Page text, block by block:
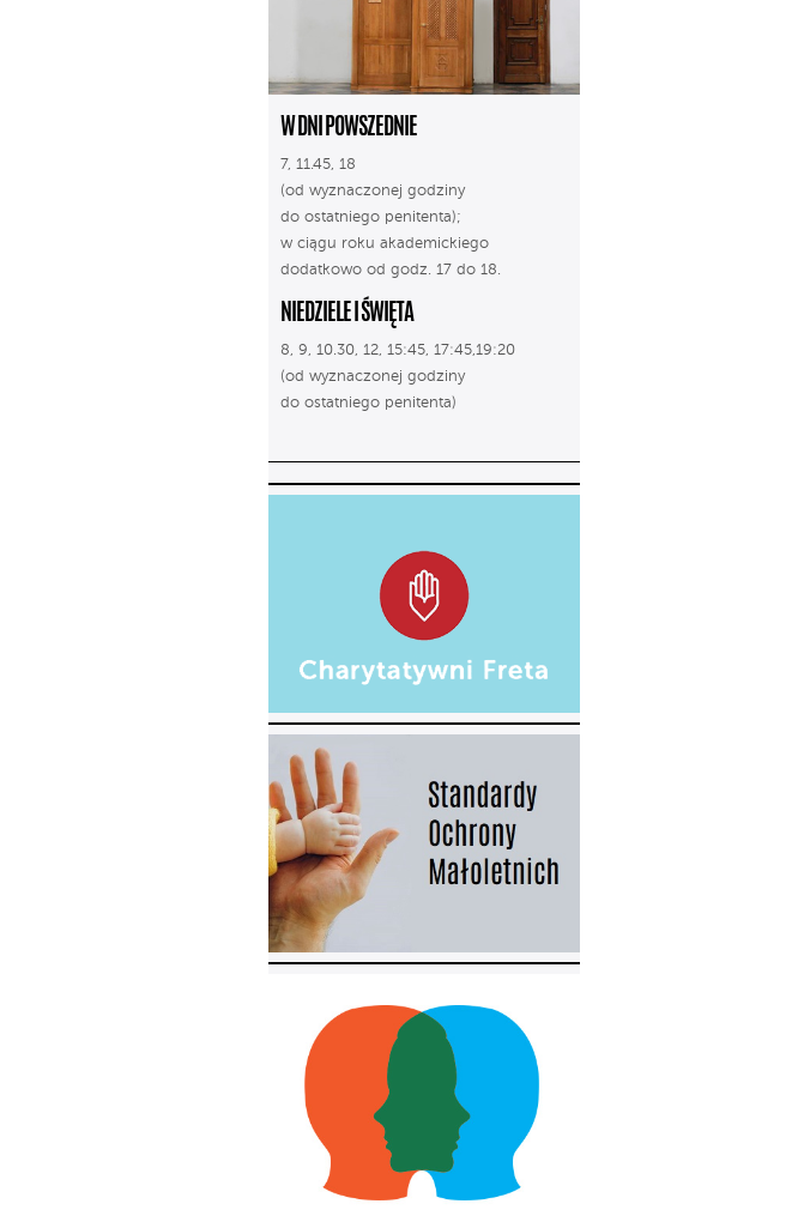
W DNI POWSZEDNIE
7, 11.45, 18
(od wyznaczonej godziny
do ostatniego penitenta);
w ciągu roku akademickiego
dodatkowo od godz. 17 do 18.
NIEDZIELE I ŚWIĘTA
8, 9, 10.30, 12, 15:45, 17:45,19:20
(od wyznaczonej godziny
do ostatniego penitenta)